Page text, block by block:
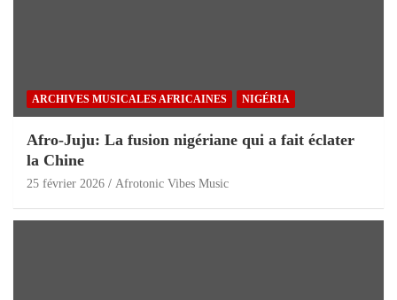
ARCHIVES MUSICALES AFRICAINES NIGÉRIA
Afro-Juju: La fusion nigériane qui a fait éclater
la Chine
25 février 2026 Afrotonic Vibes Music